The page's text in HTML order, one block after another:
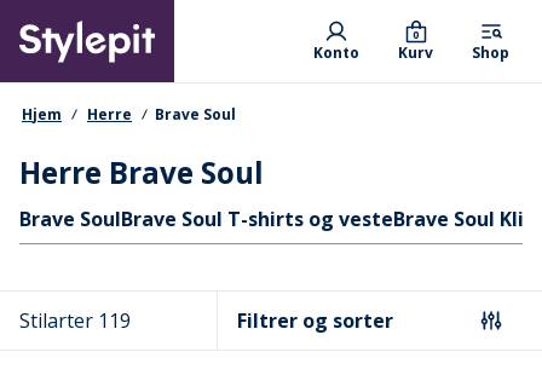
main
content
Primary departments
Konto Kurv
0
Shop
navigationssti
Hjem Herre Brave Soul
Herre Brave Soul
Hurtige links
Brave SoulBrave Soul T-shirts og vesteBrave Soul
Stilarter 119 Filtrer og sorter